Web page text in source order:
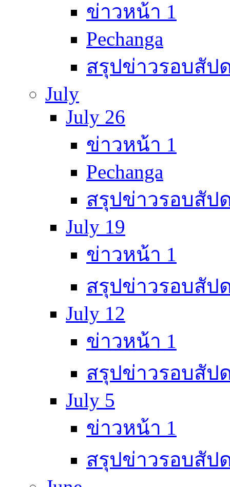
ข่าวหน้า 1
Pechanga
สรุปข่าวรอบสัป
July
July 26
ข่าวหน้า 1
Pechanga
สรุปข่าวรอบสัป
July 19
ข่าวหน้า 1
สรุปข่าวรอบสัป
July 12
ข่าวหน้า 1
สรุปข่าวรอบสัป
July 5
ข่าวหน้า 1
สรุปข่าวรอบสัป